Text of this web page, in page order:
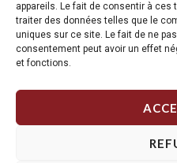
appareils. Le fait de consentir à
traiter des données telles que le
uniques sur ce site. Le fait de ne
consentement peut avoir un effet
et fonctions.
La RC n'est pas notre seule
de